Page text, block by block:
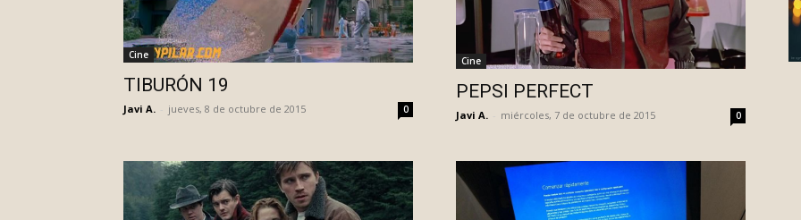
Cine
TIBURÓN 19
Javi A. jueves, 8 de octubre de 2015 0
Cine
PEPSI PERFECT
Javi A. miércoles, 7 de octubre de 2015 0